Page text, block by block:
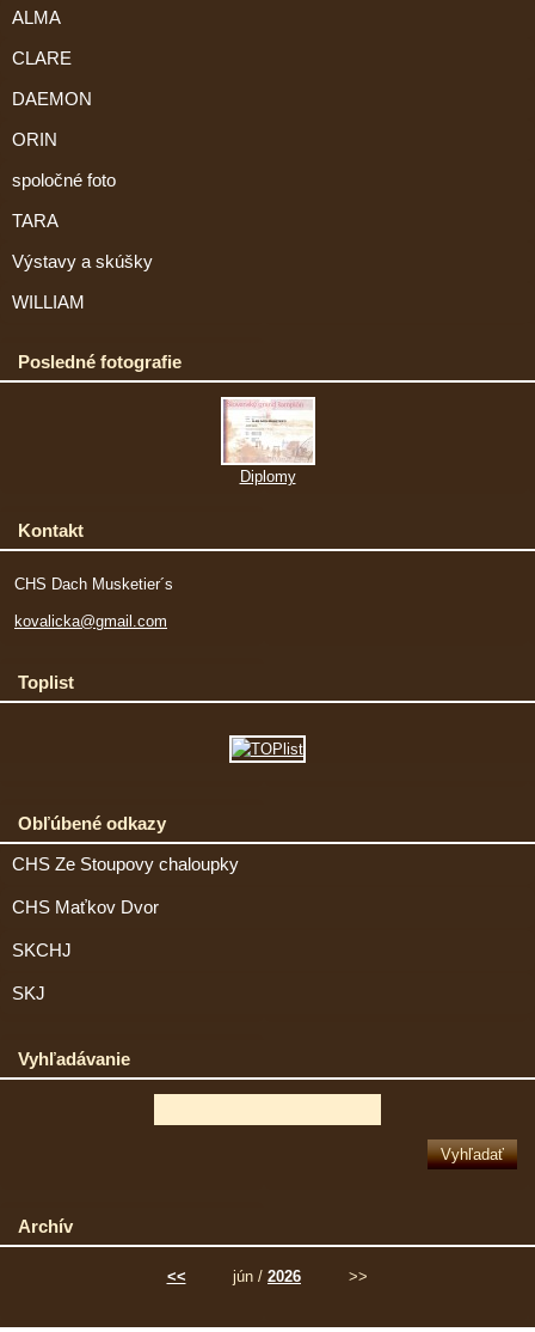
ALMA
CLARE
DAEMON
ORIN
spoločné foto
TARA
Výstavy a skúšky
WILLIAM
Posledné fotografie
Diplomy
Kontakt
CHS Dach Musketier´s
kovalicka@gmail.com
Toplist
Obľúbené odkazy
CHS Ze Stoupovy chaloupky
CHS Maťkov Dvor
SKCHJ
SKJ
Vyhľadávanie
Archív
<< jún / 2026 >>